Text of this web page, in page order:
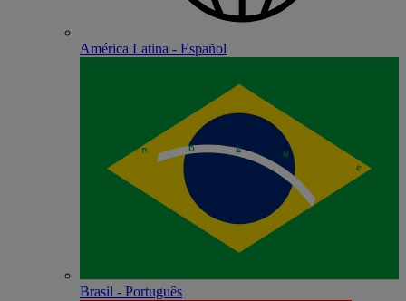
América Latina - Español
Brasil - Português